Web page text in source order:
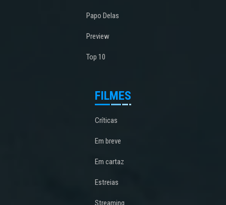
Papo Delas
Preview
Top 10
FILMES
Críticas
Em breve
Em cartaz
Estreias
Streaming